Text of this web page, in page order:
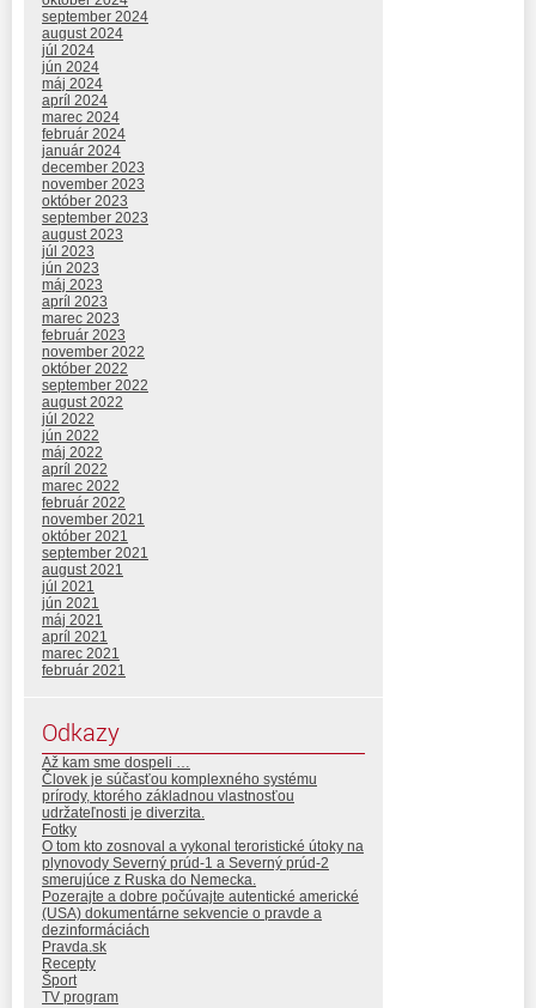
september 2024
august 2024
júl 2024
jún 2024
máj 2024
apríl 2024
marec 2024
február 2024
január 2024
december 2023
november 2023
október 2023
september 2023
august 2023
júl 2023
jún 2023
máj 2023
apríl 2023
marec 2023
február 2023
november 2022
október 2022
september 2022
august 2022
júl 2022
jún 2022
máj 2022
apríl 2022
marec 2022
február 2022
november 2021
október 2021
september 2021
august 2021
júl 2021
jún 2021
máj 2021
apríl 2021
marec 2021
február 2021
Odkazy
Až kam sme dospeli …
Človek je súčasťou komplexného systému
prírody, ktorého základnou vlastnosťou
udržateľnosti je diverzita.
Fotky
O tom kto zosnoval a vykonal teroristické útoky na
plynovody Severný prúd-1 a Severný prúd-2
smerujúce z Ruska do Nemecka.
Pozerajte a dobre počúvajte autentické americké
(USA) dokumentárne sekvencie o pravde a
dezinformáciách
Pravda.sk
Recepty
Šport
TV program